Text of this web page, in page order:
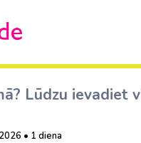
Lūdzu ievadiet
• 1 diena